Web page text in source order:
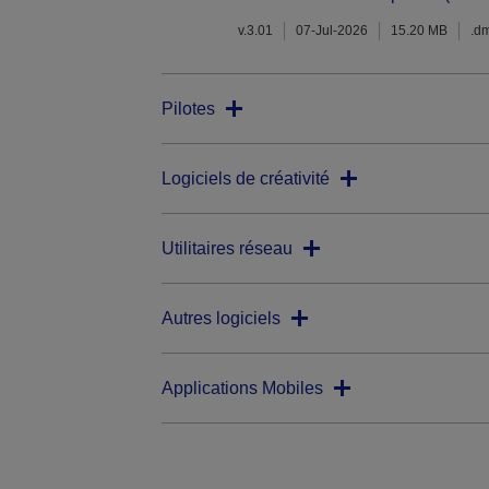
v.3.01 07-Jul-2026 15.20 MB
Pilotes
Logiciels de créativité
Utilitaires réseau
Autres logiciels
Applications Mobiles